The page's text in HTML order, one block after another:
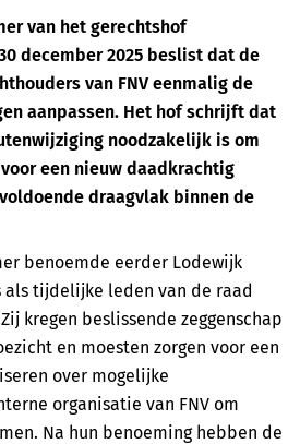
van het gerechtshof
december 2025 beslist dat de
van FNV eenmalig de
aanpassen. Het hof schrijft dat
noodzakelijk is om
een nieuw daadkrachtig
draagvlak binnen de
benoemde eerder Lodewijk
als tijdelijke leden van de raad
kregen beslissende zeggenschap
en moesten zorgen voor een
over mogelijke
organisatie van FNV om
Na hun benoeming hebben de